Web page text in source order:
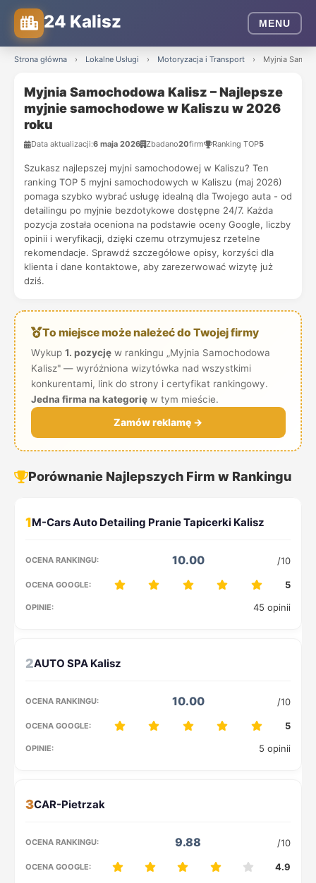
24 Kalisz MENU
Strona główna › Lokalne Usługi › Motoryzacja i Transport › Myjnia
Myjnia Samochodowa Kalisz – Najlepsze
myjnie samochodowe w Kaliszu w 2026
roku
Data aktualizacji:6 maja 2026 Zbadano20firm Ranking TOP5
Szukasz najlepszej myjni samochodowej w Kaliszu? Ten
ranking TOP 5 myjni samochodowych w Kaliszu (maj 2026)
pomaga szybko wybrać usługę idealną dla Twojego auta - od
detailingu po myjnie bezdotykowe dostępne 24/7. Każda
pozycja została oceniona na podstawie oceny Google, liczby
opinii i weryfikacji, dzięki czemu otrzymujesz rzetelne
rekomendacje. Sprawdź szczegółowe opisy, korzyści dla
klienta i dane kontaktowe, aby zarezerwować wizytę już
dziś.
To miejsce może należeć do Twojej firmy
Wykup 1. pozycjęw rankingu „Myjnia Samochodowa
Kalisz" — wyróżniona wizytówka nad wszystkimi
konkurentami, link do strony i certyfikat rankingowy.
Jedna firma na kategorięw tym mieście.
Zamów reklamę →
Porównanie Najlepszych Firm w Rankingu
1
10.00 /10
5
45 opinii
2
10.00 /10
5
5 opinii
3
9.88 /10
4.9